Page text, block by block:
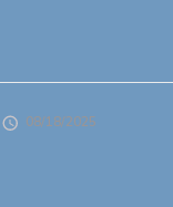
08/18/2025